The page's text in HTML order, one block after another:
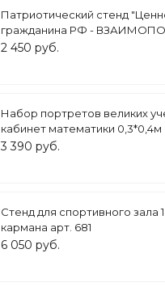
Патриотический стенд
гражданина РФ -
ВЗАИМОУВАЖЕНИЕ" 0,7х1м
2 450 руб.
Набор портретов великих
кабинет математики 0,3*0,4м
3199
3 390 руб.
Стенд для спортивного зала
кармана арт. 681
6 050 руб.